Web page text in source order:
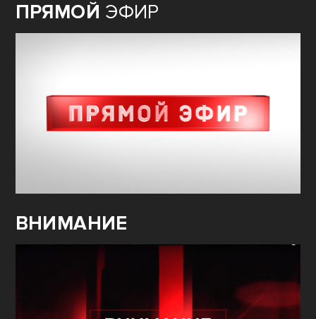
ПРЯМОЙ ЭФИР
ВНИМАНИЕ